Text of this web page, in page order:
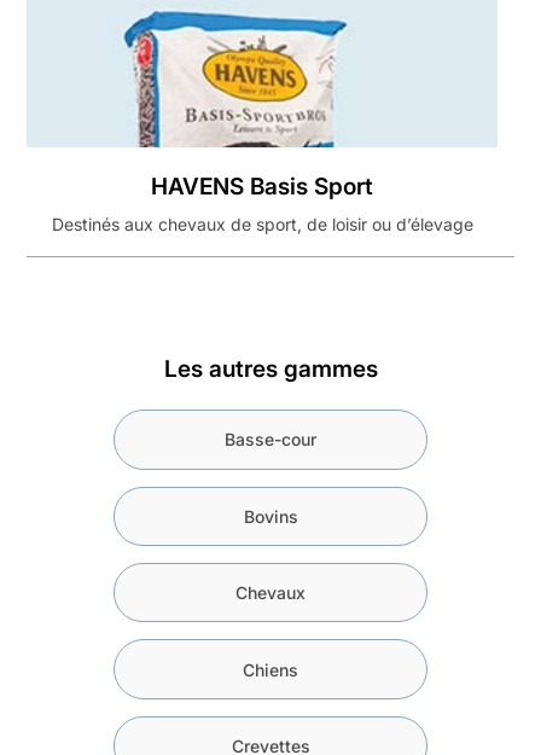
HAVENS Basis Sport
Destinés aux chevaux de sport, de loisir ou d’élevage
Les autres gammes
Basse-cour
Bovins
Chevaux
Chiens
Crevettes